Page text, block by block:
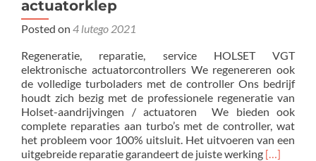
actuatorklep
Posted on 4 lutego 2021
Regeneratie, reparatie, service HOLSET VGT
elektronische actuatorcontrollers We regenereren ook
de volledige turboladers met de controller Ons bedrijf
houdt zich bezig met de professionele regeneratie van
Holset-aandrijvingen / actuatoren We bieden ook
complete reparaties aan turbo’s met de controller, wat
het probleem voor 100% uitsluit. Het uitvoeren van een
uitgebreide reparatie garandeert de juiste werking Read
[…]